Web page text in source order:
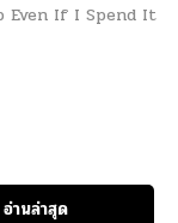
Even If I Spend It
อ่านล่าสุด